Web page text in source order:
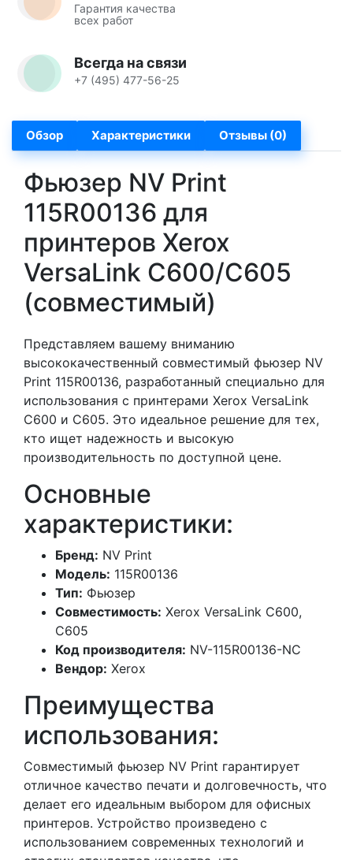
Гарантия качества
всех работ
Всегда на связи
+7 (495) 477-56-25
Обзор Характеристики Отзывы (0)
Фьюзер NV Print
115R00136 для
принтеров Xerox
VersaLink C600/C605
(совместимый)
Представляем вашему вниманию
высококачественный совместимый фьюзер NV
Print 115R00136, разработанный специально для
использования с принтерами Xerox VersaLink
C600 и C605. Это идеальное решение для тех,
кто ищет надежность и высокую
производительность по доступной цене.
Основные
характеристики:
Бренд: NV Print
Модель: 115R00136
Тип: Фьюзер
Совместимость: Xerox VersaLink C600,
C605
Код производителя: NV-115R00136-NC
Вендор: Xerox
Преимущества
использования:
Совместимый фьюзер NV Print гарантирует
отличное качество печати и долговечность, что
делает его идеальным выбором для офисных
принтеров. Устройство произведено с
использованием современных технологий и